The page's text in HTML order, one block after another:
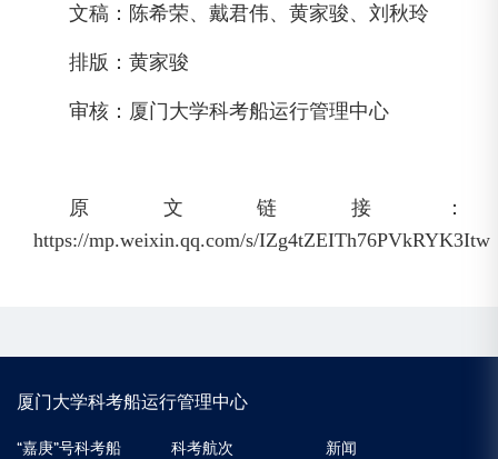
文稿：陈希荣、戴君伟、黄家骏、刘秋玲
排版：黄家骏
审核：厦门大学科考船运行管理中心
原文链接：
https://mp.weixin.qq.com/s/IZg4tZEITh76PVkRYK3Itw
厦门大学科考船运行管理中心
“嘉庚”号科考船 科考航次
新闻